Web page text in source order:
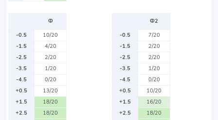
Ф
-0.5
10/20
-1.5
4/20
-2.5
2/20
-3.5
1/20
-4.5
0/20
+0.5
13/20
+1.5
18/20
+2.5
18/20
Ф2
-0.5
7/20
-1.5
2/20
-2.5
2/20
-3.5
1/20
-4.5
0/20
+0.5
10/20
+1.5
16/20
+2.5
18/20